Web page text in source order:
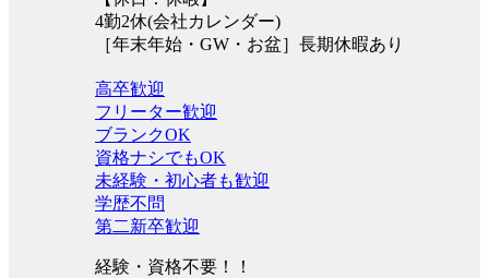
4勤2休(会社カレンダー)
［年末年始・GW・お盆］長期休暇あり
高卒歓迎
フリーター歓迎
ブランクOK
資格ナシでもOK
未経験・初心者も歓迎
学歴不問
第二新卒歓迎
経験・資格不要！！